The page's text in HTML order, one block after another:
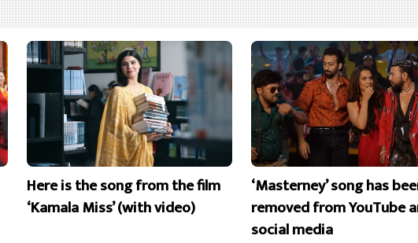
Here is the song from the film
‘Kamala Miss’ (with video)
‘Masterney’ song has
removed from YouTube
social media